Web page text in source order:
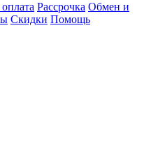
Рассрочка Обмен и
Скидки Помощь